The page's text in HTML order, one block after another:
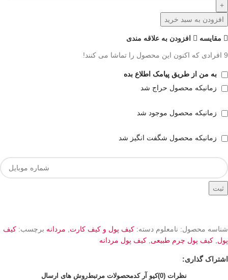
افزودن به سبد خرید
مقايسه افزودن به علاقه مندی
9 افرادی که اکنون این محصول را تماشا می کنند!
به من از طریق پیامک اطلاع بده
زمانیکه محصول حراج شد
زمانیکه محصول موجود شد
زمانیکه محصول شگفت انگیز شد
ثبت
شناسه محصول: نامعلوم دسته: کیف پول و کیف کارت, مردانه برچسب: کیف
پول, کیف پول چرم طبیعی, کیف پول مردانه
اشتراک گذاری:
نظرات (0) کیو آر کدمحصولات مرتبطروش های ارسال